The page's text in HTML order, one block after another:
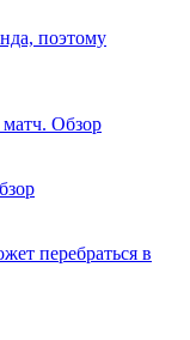
поэтому
Обзор
перебраться в